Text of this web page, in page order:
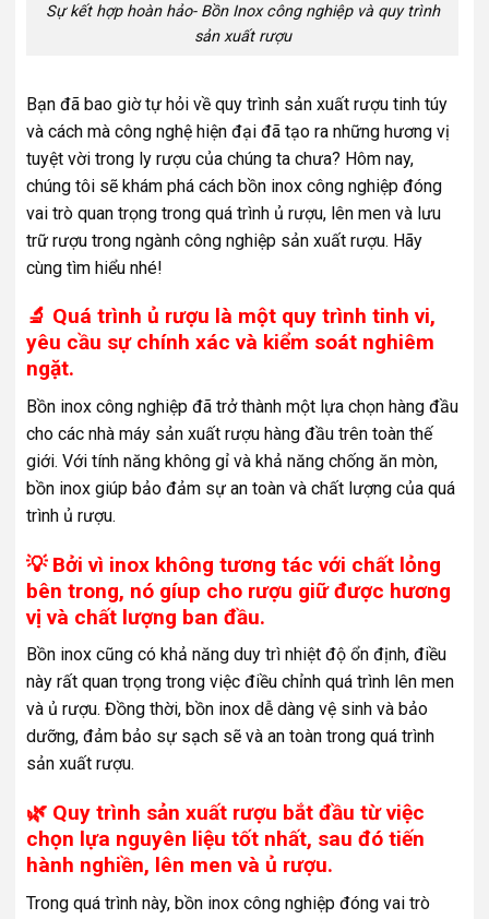
Sự kết hợp hoàn hảo- Bồn Inox công nghiệp và quy trình
sản xuất rượu
Bạn đã bao giờ tự hỏi về quy trình sản xuất rượu tinh túy
và cách mà công nghệ hiện đại đã tạo ra những hương vị
tuyệt vời trong ly rượu của chúng ta chưa? Hôm nay,
chúng tôi sẽ khám phá cách bồn inox công nghiệp đóng
vai trò quan trọng trong quá trình ủ rượu, lên men và lưu
trữ rượu trong ngành công nghiệp sản xuất rượu. Hãy
cùng tìm hiểu nhé!
🔬 Quá trình ủ rượu là một quy trình tinh vi,
yêu cầu sự chính xác và kiểm soát nghiêm
ngặt.
Bồn inox công nghiệp đã trở thành một lựa chọn hàng đầu
cho các nhà máy sản xuất rượu hàng đầu trên toàn thế
giới. Với tính năng không gỉ và khả năng chống ăn mòn,
bồn inox giúp bảo đảm sự an toàn và chất lượng của quá
trình ủ rượu.
💡 Bởi vì inox không tương tác với chất lỏng
bên trong, nó gíup cho rượu giữ được hương
vị và chất lượng ban đầu.
Bồn inox cũng có khả năng duy trì nhiệt độ ổn định, điều
này rất quan trọng trong việc điều chỉnh quá trình lên men
và ủ rượu. Đồng thời, bồn inox dễ dàng vệ sinh và bảo
dưỡng, đảm bảo sự sạch sẽ và an toàn trong quá trình
sản xuất rượu.
🌿 Quy trình sản xuất rượu bắt đầu từ việc
chọn lựa nguyên liệu tốt nhất, sau đó tiến
hành nghiền, lên men và ủ rượu.
Trong quá trình này, bồn inox công nghiệp đóng vai trò